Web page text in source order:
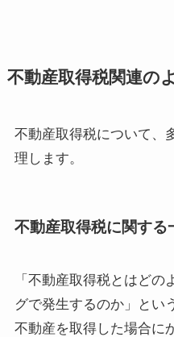
不動産取得税関連の
不動産取得税について、
理します。
不動産取得税に関する
「不動産取得税とはど
グで発生するのか」とい
不動産を取得した場合に